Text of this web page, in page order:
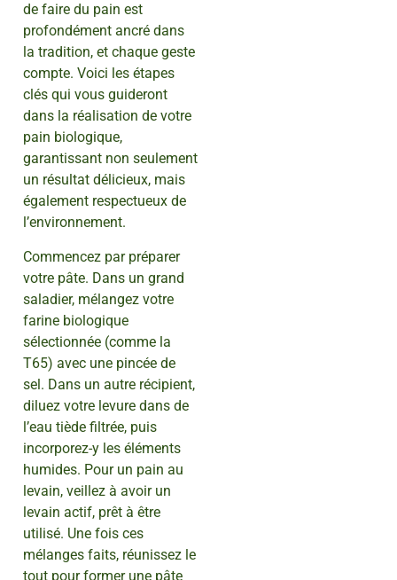
de faire du pain est
profondément ancré dans
la tradition, et chaque geste
compte. Voici les étapes
clés qui vous guideront
dans la réalisation de votre
pain biologique,
garantissant non seulement
un résultat délicieux, mais
également respectueux de
l’environnement.
Commencez par préparer
votre pâte. Dans un grand
saladier, mélangez votre
farine biologique
sélectionnée (comme la
T65) avec une pincée de
sel. Dans un autre récipient,
diluez votre levure dans de
l’eau tiède filtrée, puis
incorporez-y les éléments
humides. Pour un pain au
levain, veillez à avoir un
levain actif, prêt à être
utilisé. Une fois ces
mélanges faits, réunissez le
tout pour former une pâte